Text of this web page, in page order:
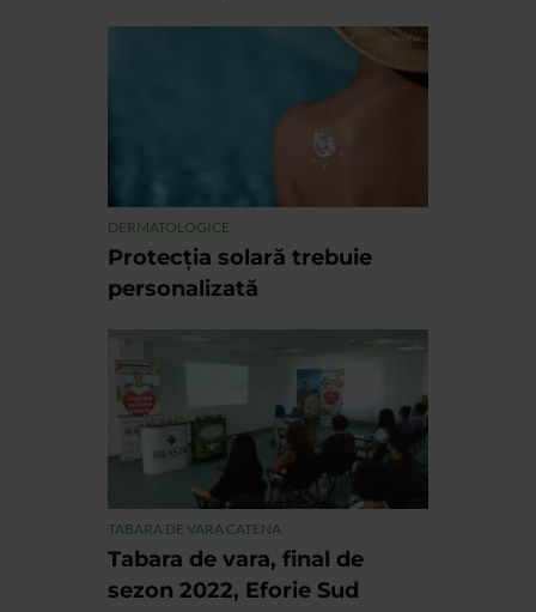
DERMATOLOGICE
Protecția solară trebuie
personalizată
TABARA DE VARA CATENA
Tabara de vara, final de
sezon 2022, Eforie Sud